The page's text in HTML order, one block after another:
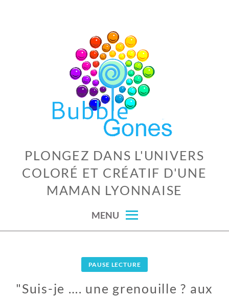
PLONGEZ DANS L'UNIVERS
COLORÉ ET CRÉATIF D'UNE
MAMAN LYONNAISE
MENU
PAUSE LECTURE
"Suis-je …. une grenouille ? aux